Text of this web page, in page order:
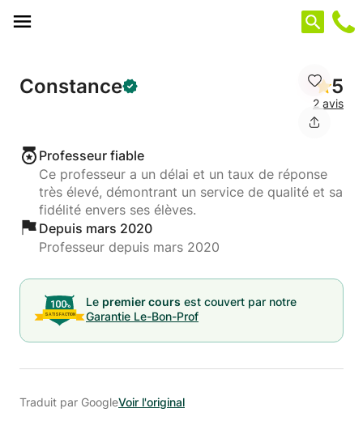
Constance 5
2 avis
Professeur fiable
Ce professeur a un délai et un taux de réponse
très élevé, démontrant un service de qualité et sa
fidélité envers ses élèves.
Depuis mars 2020
Professeur depuis mars 2020
Le premier cours est couvert par notre
Garantie Le-Bon-Prof
Traduit par GoogleVoir l'original